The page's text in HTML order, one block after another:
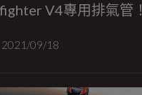
V4專用排氣管！
2021/09/18